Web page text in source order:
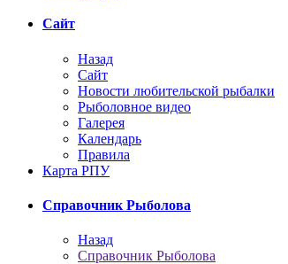
Сайт
Назад
Сайт
Новости любительской рыбалки
Рыболовное видео
Галерея
Календарь
Правила
Карта РПУ
Справочник Рыболова
Назад
Справочник Рыболова